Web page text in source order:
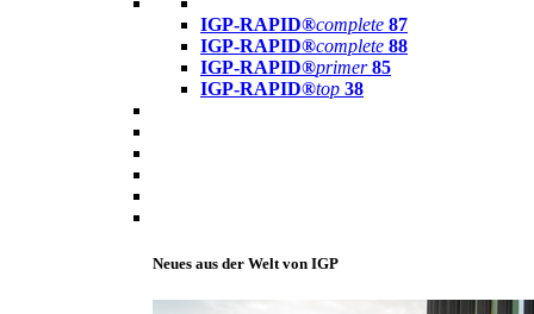
IGP-RAPID®complete 87
IGP-RAPID®complete 88
IGP-RAPID®primer 85
IGP-RAPID®top 38
Neues aus der Welt von IGP